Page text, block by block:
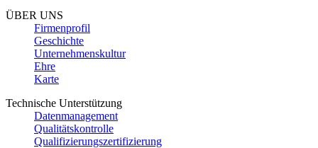
ÜBER UNS
Firmenprofil
Geschichte
Unternehmenskultur
Ehre
Karte
Technische Unterstützung
Datenmanagement
Qualitätskontrolle
Qualifizierungszertifizierung